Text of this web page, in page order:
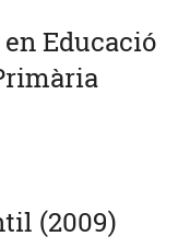
Educació
(2009)